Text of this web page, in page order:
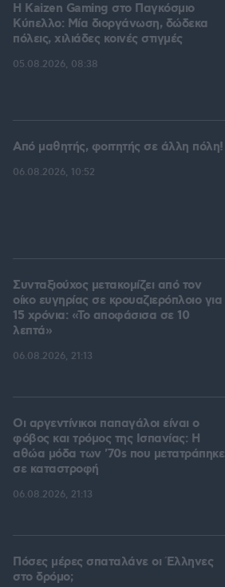
H Kaizen Gaming στο Παγκόσμιο
Kύπελλο: Μία διοργάνωση, δώδεκα
πόλεις, χιλιάδες κοινές στιγμές
05.08.2026, 08:38
Από μαθητής, φοιτητής σε άλλη πόλη!
06.08.2026, 10:52
Συνταξιούχος μετακομίζει από τον
οίκο ευγηρίας σε κρουαζιερόπλοιο για
15 χρόνια: «Το αποφάσισα σε 10
λεπτά»
06.08.2026, 21:13
Οι αργεντίνικοι παπαγάλοι είναι ο
φόβος και τρόμος της Ισπανίας: Η
αθώα μόδα των '70s που μετατράπηκε
σε καταστροφή
06.08.2026, 21:13
Πόσες μέρες σπαταλάνε οι Έλληνες
στο δρόμο;